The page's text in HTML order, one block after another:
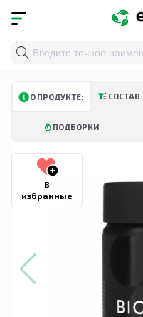
Главная
О ПРОДУКТЕ: СОСТАВ:
ПОДБОРКИ
В
избранные